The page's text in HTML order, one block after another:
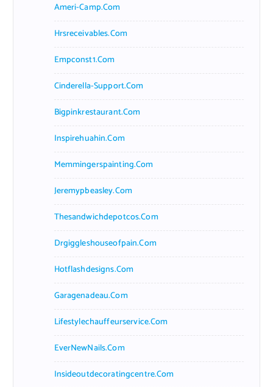
Ameri-Camp.com
Hrsreceivables.com
Empconst1.com
Cinderella-Support.com
Bigpinkrestaurant.com
Inspirehuahin.com
Memmingerspainting.com
Jeremypbeasley.com
Thesandwichdepotcos.com
Drgiggleshouseofpain.com
Hotflashdesigns.com
Garagenadeau.com
Lifestylechauffeurservice.com
EverNewNails.com
Insideoutdecoratingcentre.com